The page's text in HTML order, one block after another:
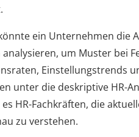
ein Unternehmen die
um Muster bei
Einstellungstrends
unter die deskriptive HR-
HR-Fachkräften, die
zu verstehen.